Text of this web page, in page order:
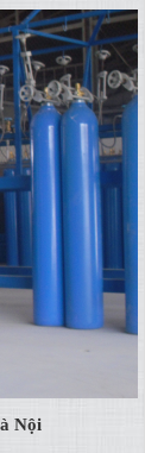
Nội